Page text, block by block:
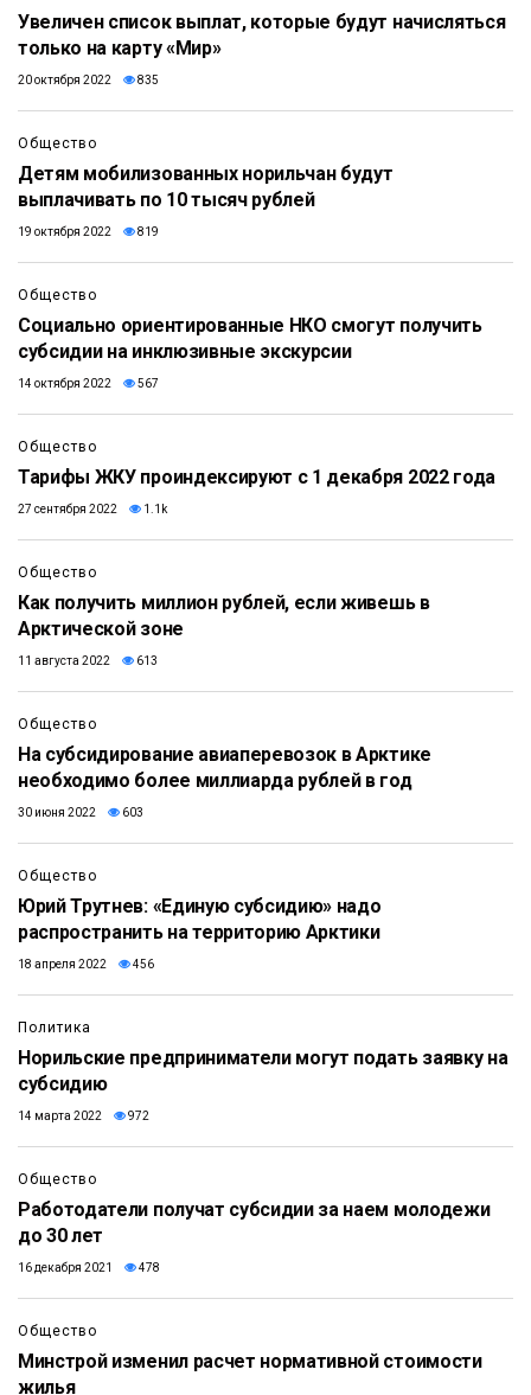
Увеличен список выплат, которые будут начисляться
только на карту «Мир»
20 октября 2022 835
Общество
Детям мобилизованных норильчан будут
выплачивать по 10 тысяч рублей
19 октября 2022 819
Общество
Социально ориентированные НКО смогут получить
субсидии на инклюзивные экскурсии
14 октября 2022 567
Общество
Тарифы ЖКУ проиндексируют с 1 декабря 2022 года
27 сентября 2022 1.1k
Общество
Как получить миллион рублей, если живешь в
Арктической зоне
11 августа 2022 613
Общество
На субсидирование авиаперевозок в Арктике
необходимо более миллиарда рублей в год
30 июня 2022 603
Общество
Юрий Трутнев: «Единую субсидию» надо
распространить на территорию Арктики
18 апреля 2022 456
Политика
Норильские предприниматели могут подать заявку на
субсидию
14 марта 2022 972
Общество
Работодатели получат субсидии за наем молодежи
до 30 лет
16 декабря 2021 478
Общество
Минстрой изменил расчет нормативной стоимости
жилья